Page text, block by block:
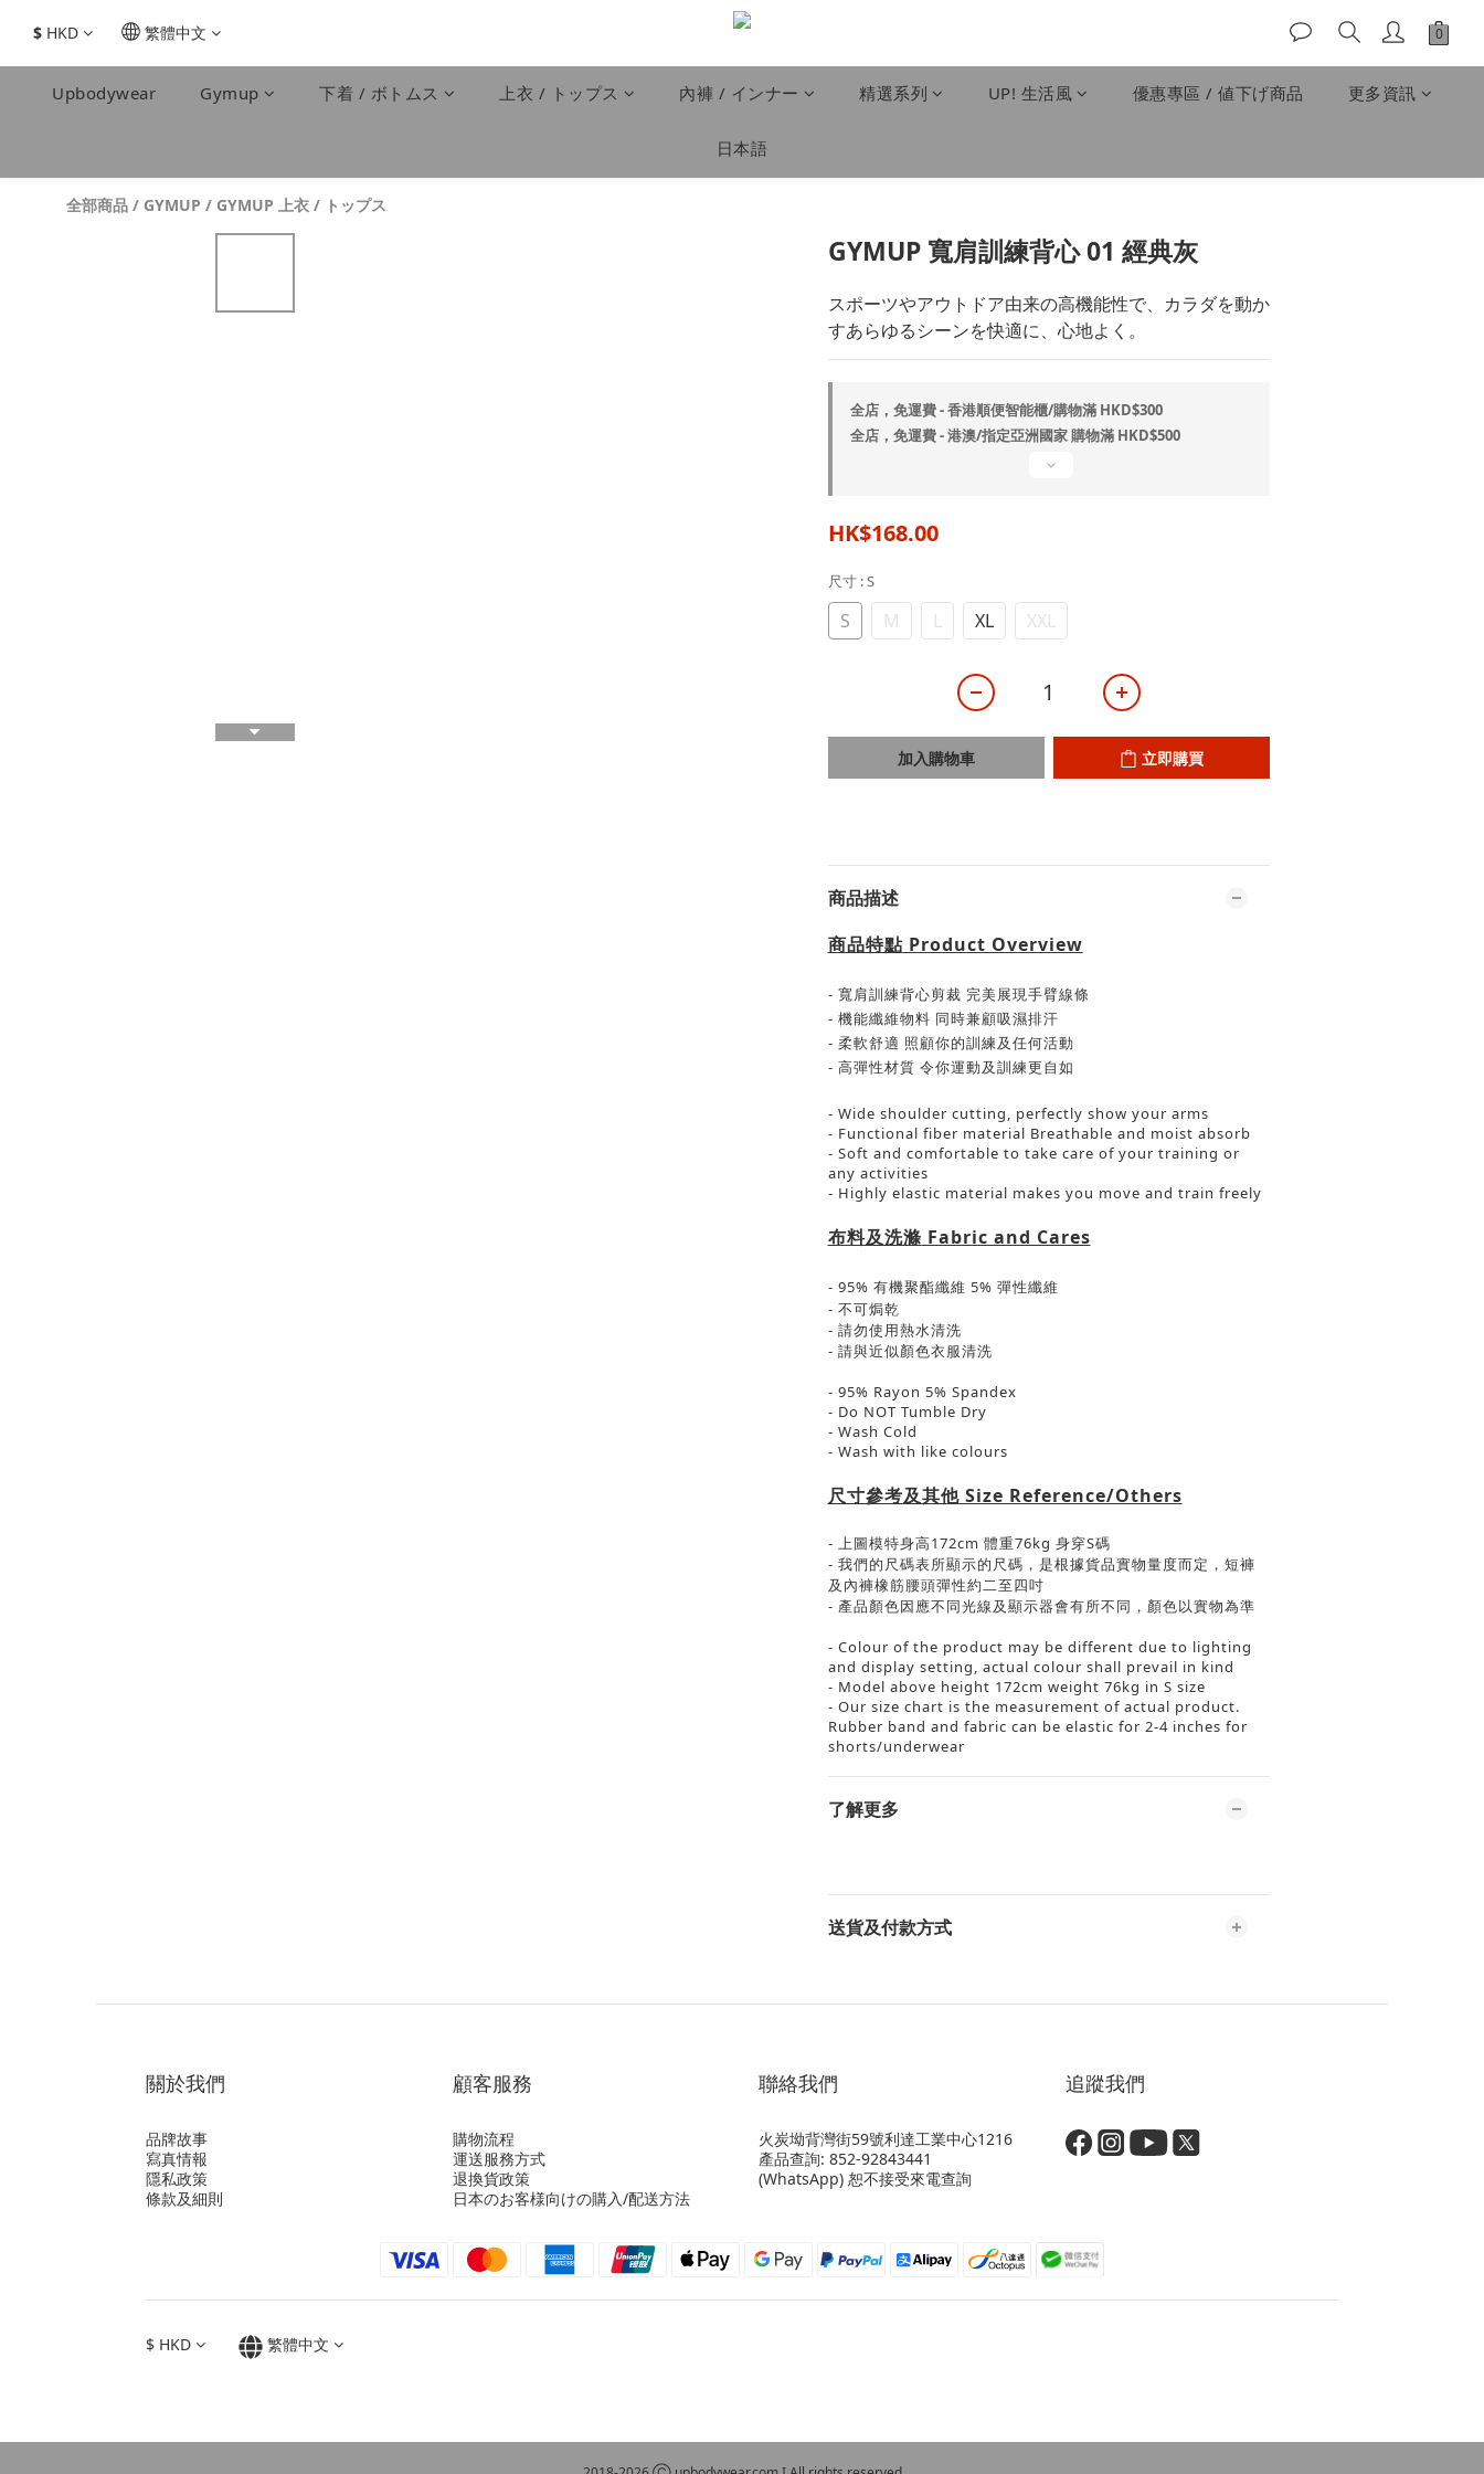
$ HKD 繁體中文
Upbodywear Gymup 下着 / ボトムス 上衣 / トップス 內褲 / インナー 精選系列 UP! 生活風 優惠專區 / 値下げ商品 更多資訊
日本語
全部商品 / GYMUP / GYMUP 上衣 / トップス
GYMUP 寬肩訓練背心 01 經典灰
スポーツやアウトドア由来の高機能性で、カラダを動か
すあらゆるシーンを快適に、心地よく。
全店，免運費 - 香港順便智能櫃/購物滿 HKD$300
全店，免運費 - 港澳/指定亞洲國家 購物滿 HKD$500
HK$168.00
尺寸 : S
S M L XL XXL
加入購物車 立即購買
商品描述
商品特點 Product Overview
- 寬肩訓練背心剪裁 完美展現手臂線條
- 機能纖維物料 同時兼顧吸濕排汗
- 柔軟舒適 照顧你的訓練及任何活動
- 高彈性材質 令你運動及訓練更自如
- Wide shoulder cutting, perfectly show your arms
- Functional fiber material Breathable and moist absorb
- Soft and comfortable to take care of your training or
any activities
- Highly elastic material makes you move and train freely
布料及洗滌 Fabric and Cares
- 95% 有機聚酯纖維 5% 彈性纖維
- 不可焗乾
- 請勿使用熱水清洗
- 請與近似顏色衣服清洗
- 95% Rayon 5% Spandex
- Do NOT Tumble Dry
- Wash Cold
- Wash with like colours
尺寸參考及其他Size Reference/Others
- 上圖模特身高172cm 體重76kg 身穿S碼
- 我們的尺碼表所顯示的尺碼，是根據貨品實物量度而定，短褲
及內褲橡筋腰頭彈性約二至四吋
- 產品顏色因應不同光線及顯示器會有所不同，顏色以實物為準
- Colour of the product may be different due to lighting
and display setting, actual colour shall prevail in kind
- Model above height 172cm weight 76kg in S size
- Our size chart is the measurement of actual product.
Rubber band and fabric can be elastic for 2-4 inches for
shorts/underwear
了解更多
送貨及付款方式
關於我們
品牌故事
寫真情報
隱私政策
條款及細則
顧客服務
購物流程
運送服務方式
退換貨政策
日本のお客様向けの購入/配送方法
聯絡我們
火炭坳背灣街59號利達工業中心1216
產品查詢: 852-92843441
(WhatsApp) 恕不接受來電查詢
追蹤我們
$ HKD 繁體中文